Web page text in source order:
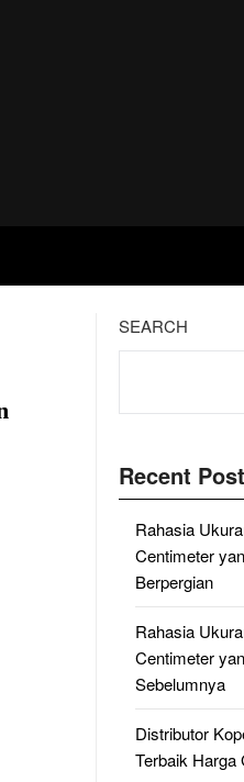
SEARCH
Recent
Rahasia
Centimeter
Berpergian
Rahasia
Centimeter
Sebelumnya
Distributor
Terbaik Harga